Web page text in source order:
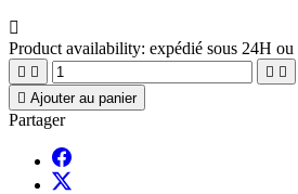

Product availability: expédié sous 24H
   
 Ajouter au panier
Partager